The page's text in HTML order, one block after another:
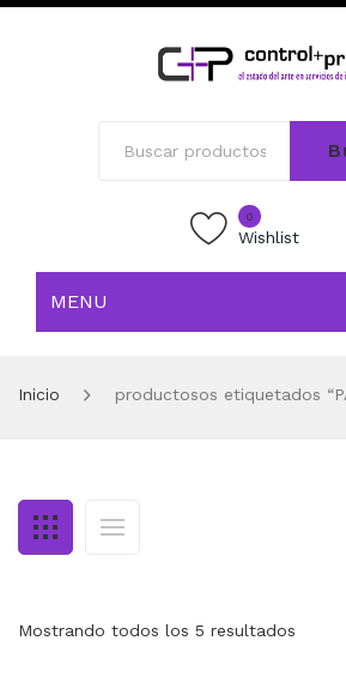
0
Wishlist
MENU
TIENDA
CONTACTO
MI CUENTA
Inicio productosos etiquetados
Mostrando todos los 5 resultados